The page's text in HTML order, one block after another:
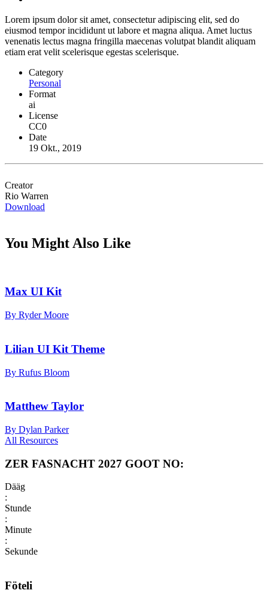
Lorem ipsum dolor sit amet, consectetur adipiscing elit, sed do
eiusmod tempor incididunt ut labore et magna aliqua. Amet luctus
venenatis lectus magna fringilla maecenas volutpat blandit aliquam
etiam erat velit scelerisque egestas scelerisque.
Category
Personal
Format
ai
License
CC0
Date
19 Okt., 2019
Creator
Rio Warren
Download
You Might Also Like
Max UI Kit
By Ryder Moore
Lilian UI Kit Theme
By Rufus Bloom
Matthew Taylor
By Dylan Parker
All Resources
ZER FASNACHT 2027 GOOT NO:
Dääg
:
Stunde
:
Minute
:
Sekunde
Föteli